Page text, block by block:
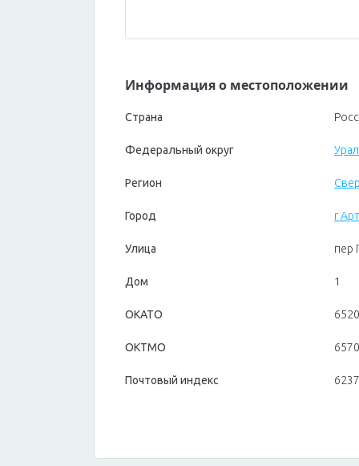
Информация о местоположении
Страна
Федеральный округ
Регион
Город г
Улица пер
Дом 1
ОКАТО
ОКТМО
Почтовый индекс